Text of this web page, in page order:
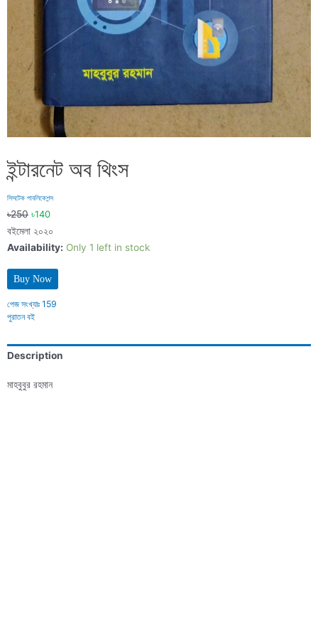
ইন্টারনেট অব থিংস
সিসটেক পাবলিকেশন্স
৳250 ৳140
বইমেলা ২০২০
Availability: Only 1 left in stock
Buy Now
পেজ সংখ্যাঃ 159
পুরাতন বই
Description
মাহবুবুর রহমান